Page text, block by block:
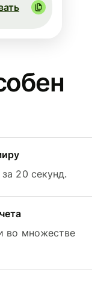
20 секунд.
во множестве